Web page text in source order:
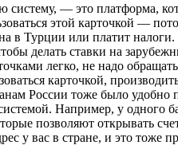
— это платформа,
этой карточкой —
в Турции или платит
делать ставки на
легко, не надо
карточкой,
России тоже было
Например, у одного
позволяют открывать
у вас в стране, и это тоже